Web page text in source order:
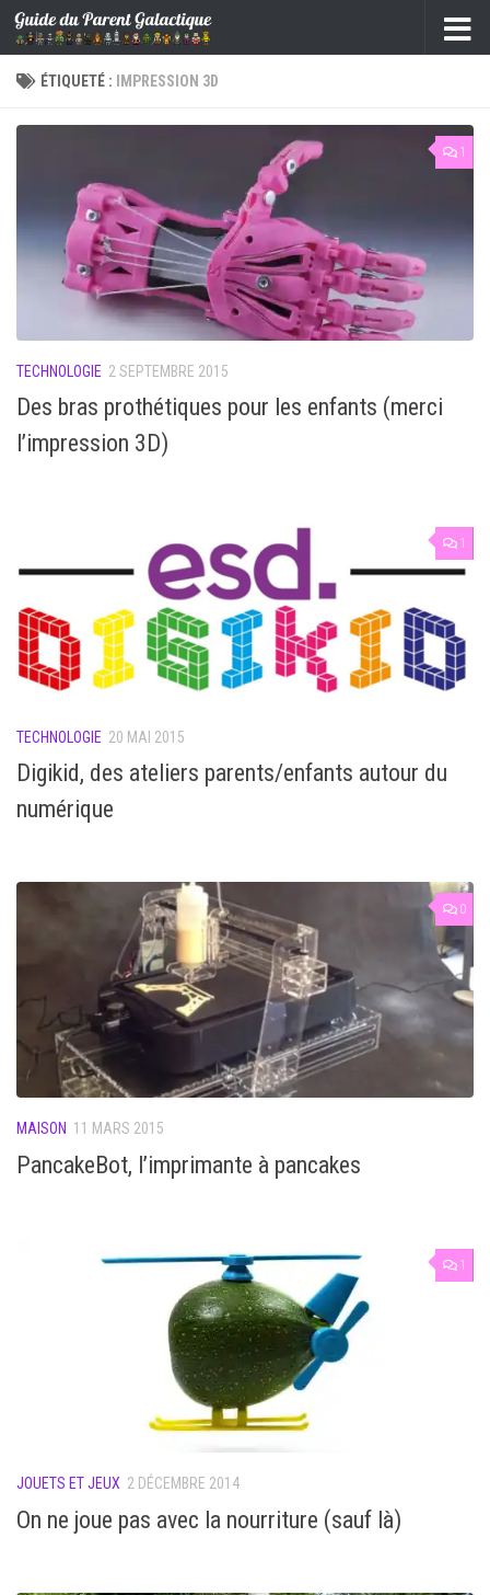
Skip to content
ÉTIQUETÉ : IMPRESSION 3D
1
TECHNOLOGIE 2 SEPTEMBRE 2015
Des bras prothétiques pour les enfants (merci
l’impression 3D)
1
TECHNOLOGIE 20 MAI 2015
Digikid, des ateliers parents/enfants autour du
numérique
0
MAISON 11 MARS 2015
PancakeBot, l’imprimante à pancakes
1
JOUETS ET JEUX 2 DÉCEMBRE 2014
On ne joue pas avec la nourriture (sauf là)